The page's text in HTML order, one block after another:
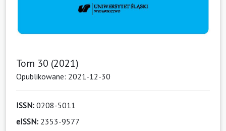
Tom 30 (2021)
Opublikowane: 2021-12-30
ISSN: 0208-5011
eISSN: 2353-9577